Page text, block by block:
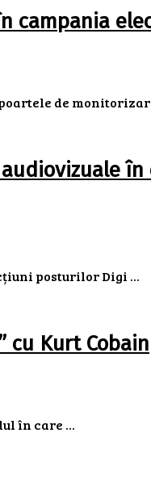
campania
de
posturilor Digi ...
cu Kurt Cobain
în care ...